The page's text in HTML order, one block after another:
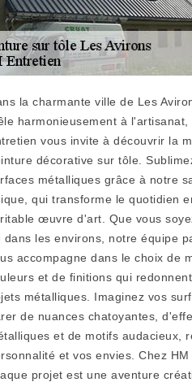
la charmante ville de Les
harmonieusement à l'artisanat,
vous invite à découvrir la
décorative sur tôle.
métalliques grâce à notre
qui transforme le quotidien
œuvre d'art. Que vous
dans les environs, notre équipe
accompagne dans le choix de
et de finitions qui
métalliques. Imaginez vos
de nuances chatoyantes,
et de motifs audacieux,
et vos envies. Chez HM
projet est une aventure